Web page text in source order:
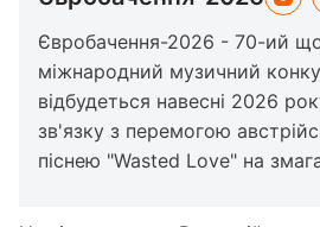
Євробачення-2026 - 70-ий
міжнародний музичний
відбудеться навесні 2026
зв'язку з перемогою
піснею "Wasted Love" на